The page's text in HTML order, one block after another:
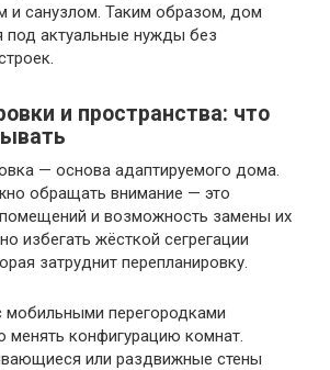
и санузлом. Таким образом, дом
под актуальные нужды без
и пространства: что
— основа адаптируемого дома.
обращать внимание — это
и возможность замены их
избегать жёсткой сегрегации
затруднит перепланировку.
перегородками
менять конфигурацию комнат.
или раздвижные стены